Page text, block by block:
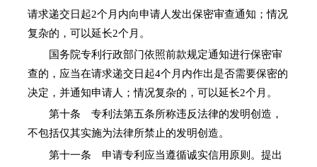
请求递交日起2个月内向申请人发出保密审查通知；情况
复杂的，可以延长2个月。
国务院专利行政部门依照前款规定通知进行保密审
查的，应当在请求递交日起4个月内作出是否需要保密的
决定，并通知申请人；情况复杂的，可以延长2个月。
第十条 专利法第五条所称违反法律的发明创造，
不包括仅其实施为法律所禁止的发明创造。
第十一条 申请专利应当遵循诚实信用原则。提出